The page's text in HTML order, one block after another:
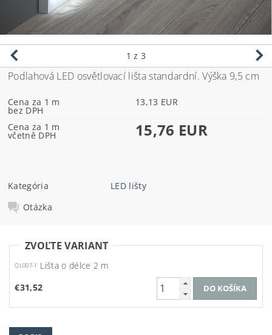
1 z 3
Podlahová LED osvětlovací lišta standardní. Výška 9,5 cm
Cena za 1 m
bez DPH
13,13 EUR
Cena za 1 m
včetně DPH 15,76 EUR
Kategória
LED lišty
Otázka
ZVOĽTE VARIANT
QL007-1
Lišta o délce 2 m
€31,52